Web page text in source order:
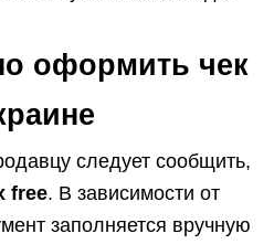
оформить чек
следует сообщить,
free. В зависимости от
заполняется вручную